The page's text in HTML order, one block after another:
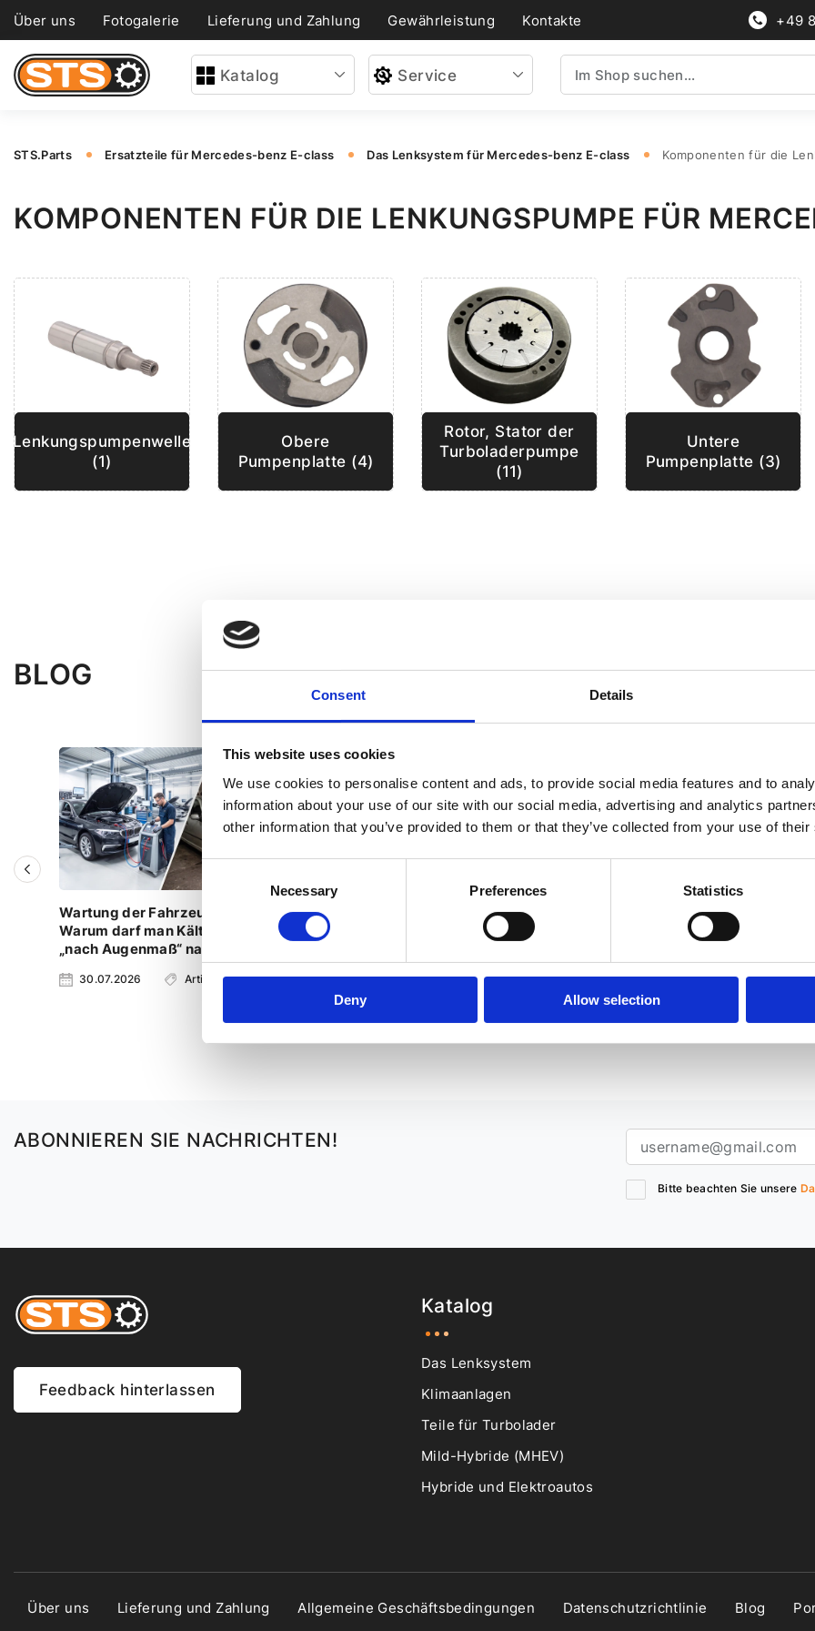
Consent Details
This website uses cookies
We use cookies to personalise content and ads, to provide social media features and to
information about your use of our site with our social media, advertising and analytics
other information that you’ve provided to them or that they’ve collected from your use of
Consent
Selection
Necessary Preferences Statistics
Deny Allow selection
Über uns Fotogalerie Lieferung und Zahlung Gewährleistung Kontakte +49
Katalog Service
STS.Parts Ersatzteile für Mercedes-benz E-class Das Lenksystem für Mercedes-benz E-class Komponenten für die
KOMPONENTEN FÜR DIE LENKUNGSPUMPE FÜR
Lenkungspumpenwelle
(1)
Obere
Pumpenplatte (4)
Rotor, Stator der
Turboladerpumpe
(11)
Untere
Pumpenplatte (3)
BLOG
Wartung der Fahrzeugklimaanlage:
Warum darf man Kältemittel nicht
„nach Augenmaß“ nachfüllen?
30.07.2026 Artikel
Audi A6 C8: Störungen und Defekte
23.07.2026 Artikel
Kfz-Klimaanlagen-Service
Befüllung und Reparatur für
03.07.2026
ABONNIEREN SIE NACHRICHTEN!
Bitte beachten Sie unsere
Feedback hinterlassen
Katalog
Das Lenksystem
Klimaanlagen
Teile für Turbolader
Mild-Hybride (MHEV)
Hybride und Elektroautos
Über uns Lieferung und Zahlung Allgemeine Geschäftsbedingungen Datenschutzrichtlinie Blog